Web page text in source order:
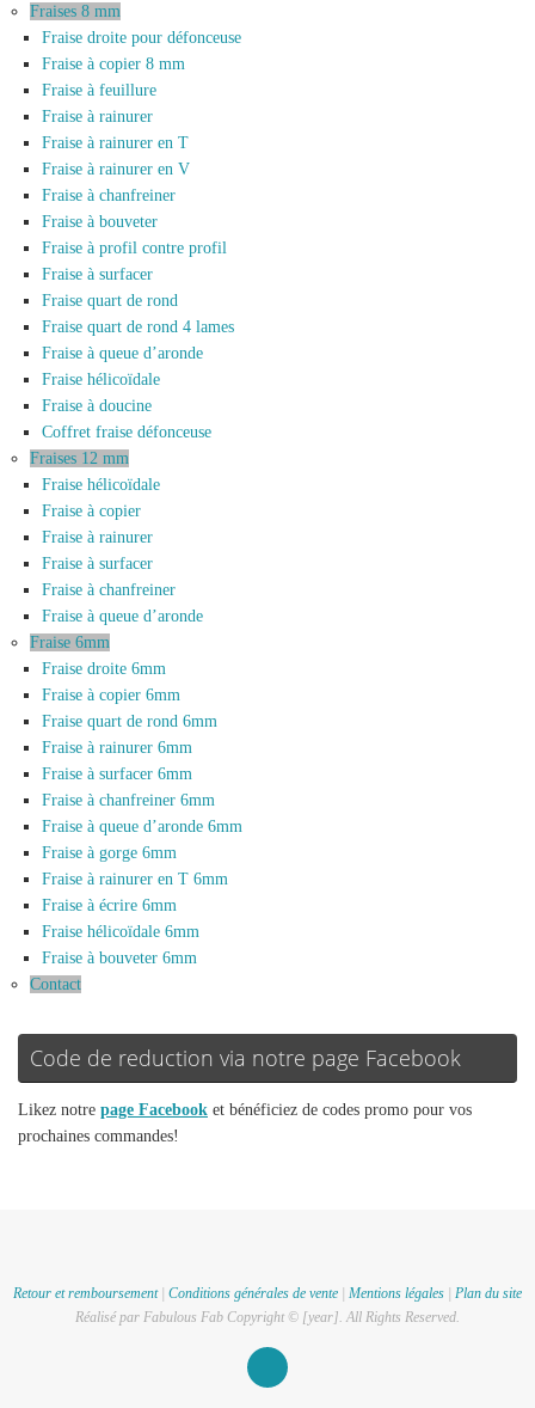
Fraises 8 mm
Fraise droite pour défonceuse
Fraise à copier 8 mm
Fraise à feuillure
Fraise à rainurer
Fraise à rainurer en T
Fraise à rainurer en V
Fraise à chanfreiner
Fraise à bouveter
Fraise à profil contre profil
Fraise à surfacer
Fraise quart de rond
Fraise quart de rond 4 lames
Fraise à queue d’aronde
Fraise hélicoïdale
Fraise à doucine
Coffret fraise défonceuse
Fraises 12 mm
Fraise hélicoïdale
Fraise à copier
Fraise à rainurer
Fraise à surfacer
Fraise à chanfreiner
Fraise à queue d’aronde
Fraise 6mm
Fraise droite 6mm
Fraise à copier 6mm
Fraise quart de rond 6mm
Fraise à rainurer 6mm
Fraise à surfacer 6mm
Fraise à chanfreiner 6mm
Fraise à queue d’aronde 6mm
Fraise à gorge 6mm
Fraise à rainurer en T 6mm
Fraise à écrire 6mm
Fraise hélicoïdale 6mm
Fraise à bouveter 6mm
Contact
Code de reduction via notre page Facebook
Likez notre page Facebook et bénéficiez de codes promo pour vos
prochaines commandes!
Retour et remboursement| Conditions générales de vente Mentions légales
Plan du site
Réalisé par Fabulous Fab Copyright © [year]. All Rights Reserved.